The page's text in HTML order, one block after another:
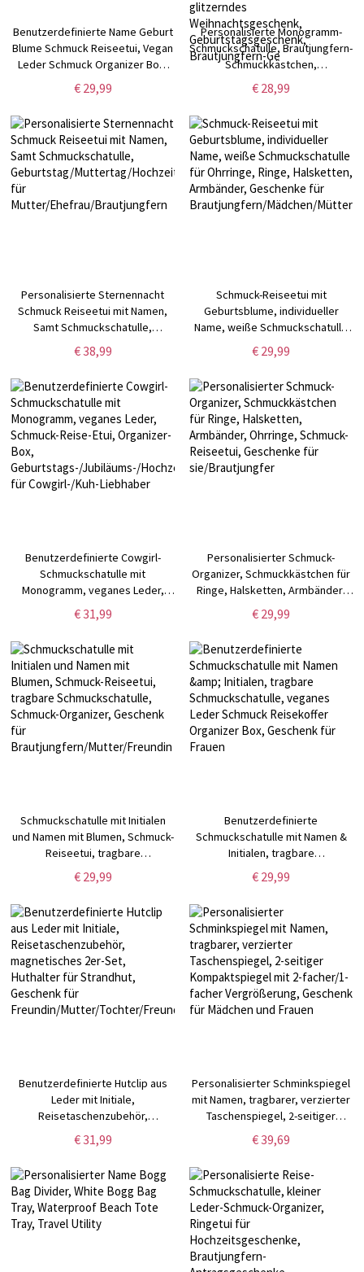
Benutzerdefinierte Name Geburt
Blume Schmuck Reiseetui, Vegan
Leder Schmuck Organizer Box,
Geburtstag/Muttertag/Hochzeit
Geschenk für
Mutter/Ehefrau/Brautjungfern
€ 29,99
Personalisierte Monogramm-
Schmuckschatulle, Brautjungfern-
Schmuckkästchen,
Brautjungfern-Geschenk für
Mädchen/Freunde,
Schmuckkästchen,
Geburtstags-/Muttertagsgeschenk,
glitzerndes
Weihnachtsgeschenk,
Geburtstagsgeschenk,
Brautjungfern-Ge
€ 28,99
Personalisierte Sternennacht
Schmuck Reiseetui mit Namen,
Samt Schmuckschatulle,
Geburtstag/Muttertag/Hochzeitsgeschenk
für Mutter/Ehefrau/Brautjungfern
€ 38,99
Schmuck-Reiseetui mit
Geburtsblume, individueller
Name, weiße Schmuckschatulle
für Ohrringe, Ringe, Halsketten,
Armbänder, Geschenke für
Brautjungfern/Mädchen/Mütter
€ 29,99
Benutzerdefinierte Cowgirl-
Schmuckschatulle mit
Monogramm, veganes Leder,
Schmuck-Reise-Etui, Organizer-
Box,
Geburtstags-/Jubiläums-/Hochzeitsgeschenk
für Cowgirl-/Kuh-Liebhaber
€ 31,99
Personalisierter Schmuck-
Organizer, Schmuckkästchen für
Ringe, Halsketten, Armbänder,
Ohrringe, Schmuck-Reiseetui,
Geschenke für sie/Brautjungfer
€ 29,99
Schmuckschatulle mit Initialen
und Namen mit Blumen, Schmuck-
Reiseetui, tragbare
Schmuckschatulle, Schmuck-
Organizer, Geschenk für
Brautjungfern/Mutter/Freundin
€ 29,99
Benutzerdefinierte
Schmuckschatulle mit Namen &
Initialen, tragbare
Schmuckschatulle, veganes
Leder Schmuck Reisekoffer
Frauen
€ 29,99
Benutzerdefinierte Hutclip aus
Leder mit Initiale,
Reisetaschenzubehör,
magnetisches 2er-Set, Huthalter
für Strandhut, Geschenk für
Freundin/Mutter/Tochter/Freunde
€ 31,99
Personalisierter Schminkspiegel
mit Namen, tragbarer, verzierter
Taschenspiegel, 2-seitiger
Kompaktspiegel mit 2-facher/1-
facher Vergrößerung, Geschenk
€ 39,69